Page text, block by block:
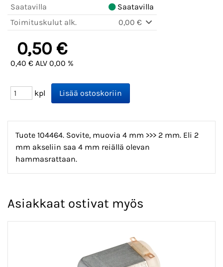
Saatavilla
Saatavilla
Toimituskulut alk.
0,00 €
0,50 €
0,40 € ALV 0,00 %
kpl
Tuote 104464. Sovite, muovia 4 mm >>> 2 mm. Eli 2
mm akseliin saa 4 mm reiällä olevan
hammasrattaan.
Asiakkaat ostivat myös